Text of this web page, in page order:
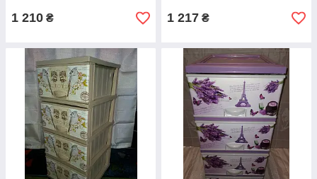
1 210 ₴ 1 217 ₴